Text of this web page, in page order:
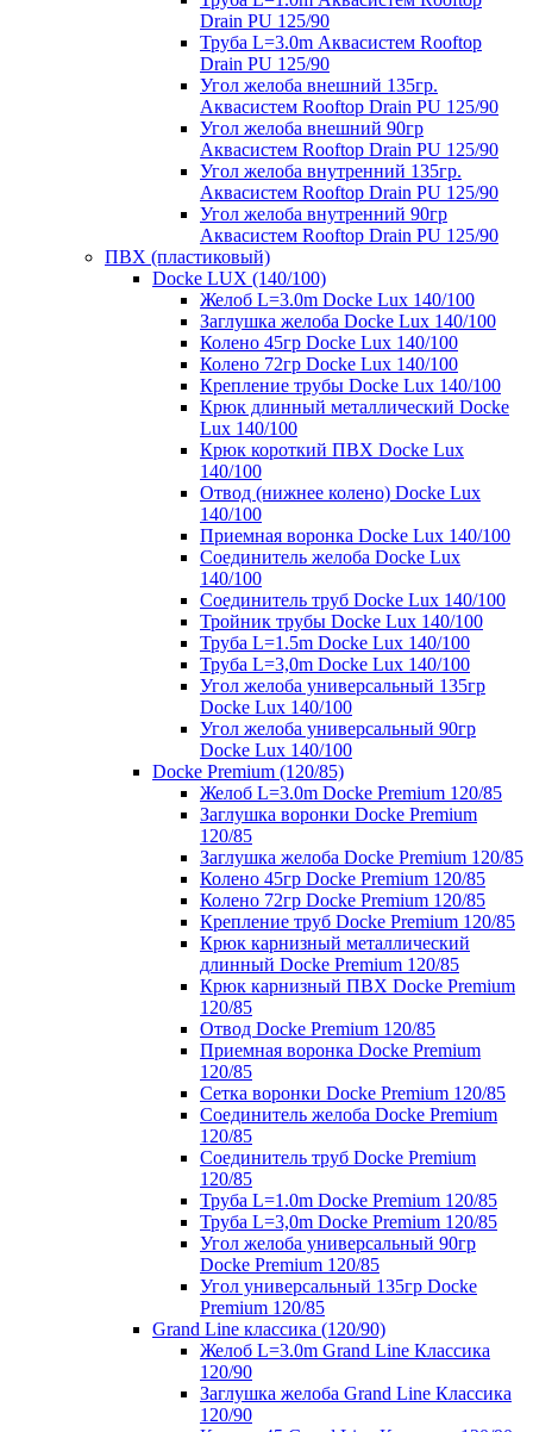
Drain PU 125/90
Труба L=3.0m Аквасистем Rooftop
Drain PU 125/90
Угол желоба внешний 135гр.
Аквасистем Rooftop Drain PU 125/90
Угол желоба внешний 90гр
Аквасистем Rooftop Drain PU 125/90
Угол желоба внутренний 135гр.
Аквасистем Rooftop Drain PU 125/90
Угол желоба внутренний 90гр
Аквасистем Rooftop Drain PU 125/90
ПВХ (пластиковый)
Docke LUX (140/100)
Желоб L=3.0m Docke Lux 140/100
Заглушка желоба Docke Lux 140/100
Колено 45гр Docke Lux 140/100
Колено 72гр Docke Lux 140/100
Крепление трубы Docke Lux 140/100
Крюк длинный металлический Docke
Lux 140/100
Крюк короткий ПВХ Docke Lux
140/100
Отвод (нижнее колено) Docke Lux
140/100
Приемная воронка Docke Lux 140/100
Соединитель желоба Docke Lux
140/100
Соединитель труб Docke Lux 140/100
Тройник трубы Docke Lux 140/100
Труба L=1.5m Docke Lux 140/100
Труба L=3,0m Docke Lux 140/100
Угол желоба универсальный 135гр
Docke Lux 140/100
Угол желоба универсальный 90гр
Docke Lux 140/100
Docke Premium (120/85)
Желоб L=3.0m Docke Premium 120/85
Заглушка воронки Docke Premium
120/85
Заглушка желоба Docke Premium 120/85
Колено 45гр Docke Premium 120/85
Колено 72гр Docke Premium 120/85
Крепление труб Docke Premium 120/85
Крюк карнизный металлический
длинный Docke Premium 120/85
Крюк карнизный ПВХ Docke Premium
120/85
Отвод Docke Premium 120/85
Приемная воронка Docke Premium
120/85
Сетка воронки Docke Premium 120/85
Соединитель желоба Docke Premium
120/85
Соединитель труб Docke Premium
120/85
Труба L=1.0m Docke Premium 120/85
Труба L=3,0m Docke Premium 120/85
Угол желоба универсальный 90гр
Docke Premium 120/85
Угол универсальный 135гр Docke
Premium 120/85
Grand Line классика (120/90)
Желоб L=3.0m Grand Line Классика
120/90
Заглушка желоба Grand Line Классика
120/90